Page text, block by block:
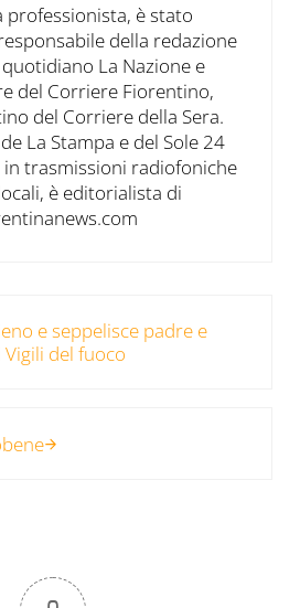
professionista, è stato
della redazione
La Nazione e
del Corriere Fiorentino,
del Corriere della Sera.
La Stampa e del Sole 24
trasmissioni radiofoniche
è editorialista di
e seppelisce padre e
del fuoco